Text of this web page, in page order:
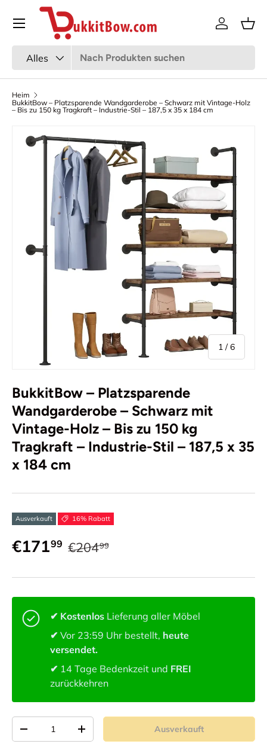
Zum Inhalt gehen
Alles
Speisekarte
Heim
BukkitBow – Platzsparende Wandgarderobe – Schwarz mit Vintage-Holz
– Bis zu 150 kg Tragkraft – Industrie-Stil – 187,5 x 35 x 184 cm
1 /von
6
BukkitBow – Platzsparende
Wandgarderobe – Schwarz mit
Vintage-Holz – Bis zu 150 kg
Tragkraft – Industrie-Stil – 187,5 x 35
x 184 cm
Ausverkauft 16% Rabatt
€17199 €20499
✔ Kostenlos Lieferung aller Möbel
✔ Vor 23:59 Uhr bestellt, heute
versendet.
✔ 14 Tage Bedenkzeit und FREI
zurückkehren
+ Ausverkauft